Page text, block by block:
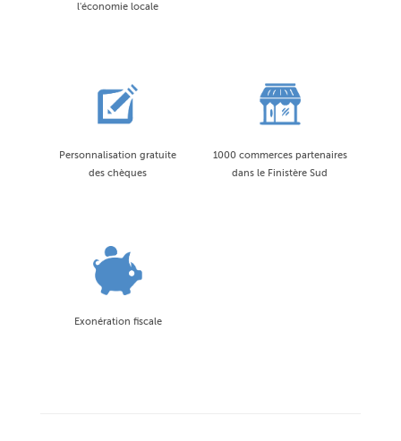
l'économie locale
Personnalisation gratuite
des chèques
1000 commerces partenaires
dans le Finistère Sud
Exonération fiscale